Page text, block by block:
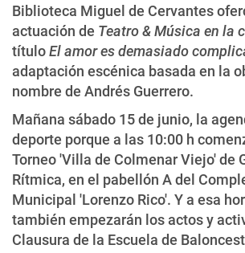
Biblioteca Miguel de Cervantes
actuación de Teatro & Música en la
títuloEl amor es demasiado
adaptación escénica basada en la
nombre de Andrés Guerrero.
Mañana sábado 15 de junio, la
deporte porque a las 10:00 h
Torneo 'Villa de Colmenar Viejo' de
Rítmica, en el pabellón A del
Municipal 'Lorenzo Rico'. Y a esa
también empezarán los actos y
Clausura de la Escuela de